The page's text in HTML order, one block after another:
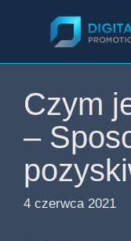
Czym
–
4 czerwca 2021